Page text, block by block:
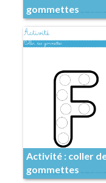
gommettes
Activité : coller
gommettes